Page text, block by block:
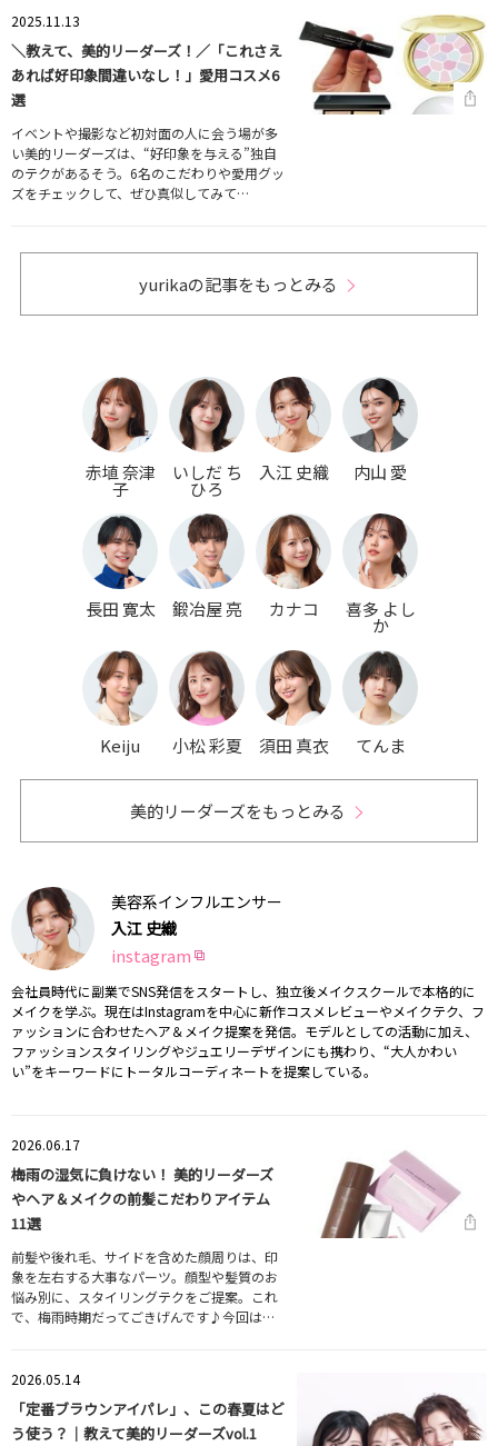
2025.11.13
＼教えて、美的リーダーズ！／「これさえ
あれば好印象間違いなし！」愛用コスメ6
選
イベントや撮影など初対面の人に会う場が多
い美的リーダーズは、“好印象を与える”独自
のテクがあるそう。6名のこだわりや愛用グッ
ズをチェックして、ぜひ真似してみて…
yurikaの記事をもっとみる
赤埴 奈津
子
いしだ ち
ひろ
入江 史織 内山 愛
長田 寛太 鍛冶屋 亮 カナコ 喜多 よし
か
Keiju 小松 彩夏 須田 真衣 てんま
美的リーダーズをもっとみる
美容系インフルエンサー
入江 史織
instagram
会社員時代に副業でSNS発信をスタートし、独立後メイクスクールで本格的に
メイクを学ぶ。現在はInstagramを中心に新作コスメレビューやメイクテク、フ
ァッションに合わせたヘア＆メイク提案を発信。モデルとしての活動に加え、
ファッションスタイリングやジュエリーデザインにも携わり、“大人かわい
い”をキーワードにトータルコーディネートを提案している。
2026.06.17
梅雨の湿気に負けない！ 美的リーダーズ
やヘア＆メイクの前髪こだわりアイテム
11選
前髪や後れ毛、サイドを含めた顔周りは、印
象を左右する大事なパーツ。顔型や髪質のお
悩み別に、スタイリングテクをご提案。これ
で、梅雨時期だってごきげんです♪今回は…
2026.05.14
「定番ブラウンアイパレ」、この春夏はど
う使う？｜教えて美的リーダーズvol.1